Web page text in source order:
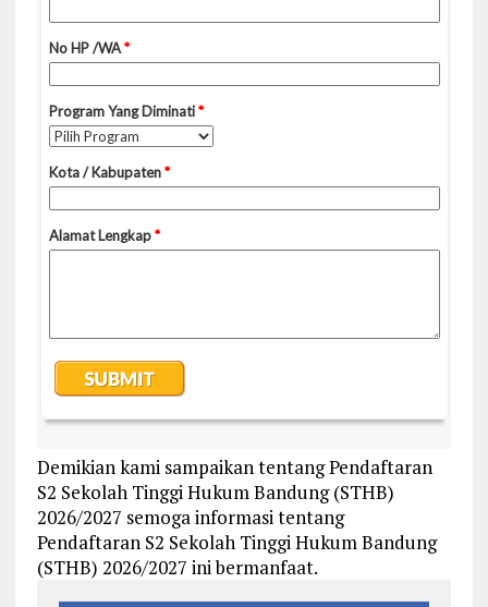
Demikian kami sampaikan tentang Pendaftaran
S2 Sekolah Tinggi Hukum Bandung (STHB)
2026/2027 semoga informasi tentang
Pendaftaran S2 Sekolah Tinggi Hukum Bandung
(STHB) 2026/2027 ini bermanfaat.